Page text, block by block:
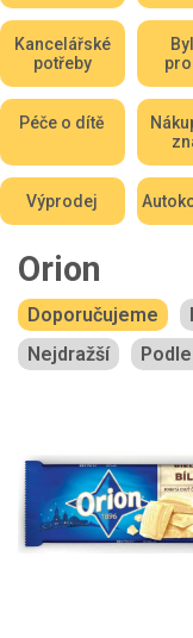
Kancelářské
potřeby
Péče o dítě
Výprodej
Orion
Doporučujeme
Nejdražší